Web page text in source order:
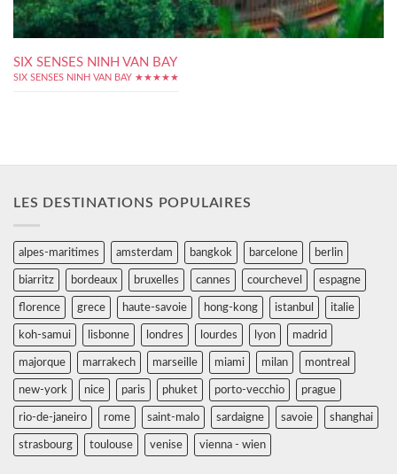
SIX SENSES NINH VAN BAY
SIX SENSES NINH VAN BAY ★★★★★
LES DESTINATIONS POPULAIRES
alpes-maritimes amsterdam bangkok barcelone berlin
biarritz bordeaux bruxelles cannes courchevel espagne
florence grece haute-savoie hong-kong istanbul italie
koh-samui lisbonne londres lourdes lyon madrid
majorque marrakech marseille miami milan montreal
new-york nice paris phuket porto-vecchio prague
rio-de-janeiro rome saint-malo sardaigne savoie shanghai
strasbourg toulouse venise vienna - wien